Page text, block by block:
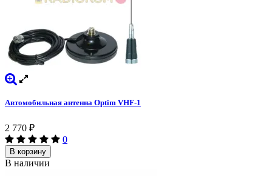
Автомобильная антенна Optim VHF-1
2 770 ₽
0
В корзину
В наличии